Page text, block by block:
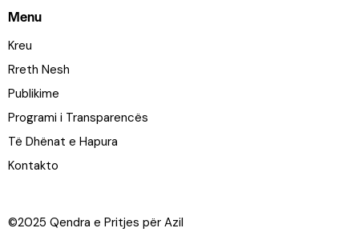
Menu
Kreu
Rreth Nesh
Publikime
Programi i Transparencës
Të Dhënat e Hapura
Kontakto
©2025 Qendra e Pritjes për Azil